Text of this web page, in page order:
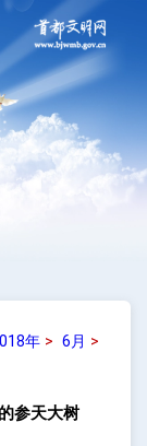
年> 6月 >
参天大树